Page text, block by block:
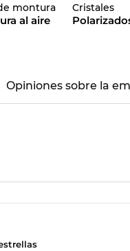
montura
al aire
Cristales
Opiniones sobre la